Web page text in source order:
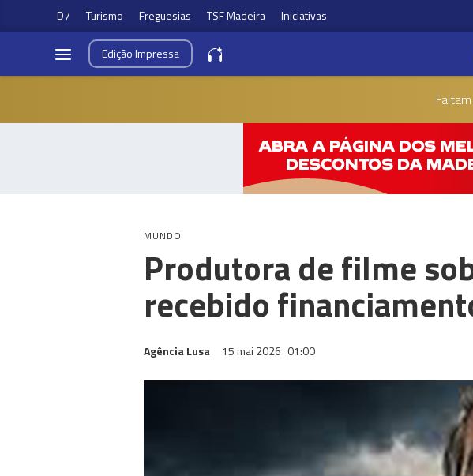
D7 Turismo Freguesias TSF Madeira Iniciativas
EdiçãoImpressa
Faltam
MUNDO
Produtora de filme
recebido
Agência Lusa 15 mai 2026 01:00